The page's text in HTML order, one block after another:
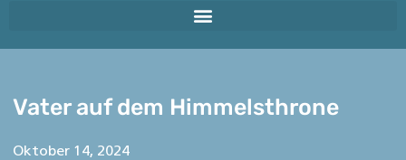
Vater auf dem Himmelsthrone
Oktober 14, 2024